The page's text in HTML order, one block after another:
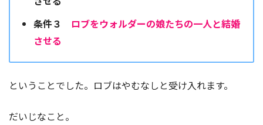
条件３ ロブをウォルダーの娘たちの一人と結婚
させる
ということでした。ロブはやむなしと受け入れます。
だいじなこと。